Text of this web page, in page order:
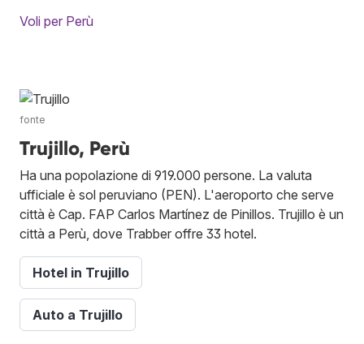
Voli per Perù
fonte
Trujillo, Perù
Ha una popolazione di 919.000 persone. La valuta
ufficiale è sol peruviano (PEN). L'aeroporto che serve
città è Cap. FAP Carlos Martínez de Pinillos. Trujillo è un
città a Perù, dove Trabber offre 33 hotel.
Hotel in Trujillo
Auto a Trujillo